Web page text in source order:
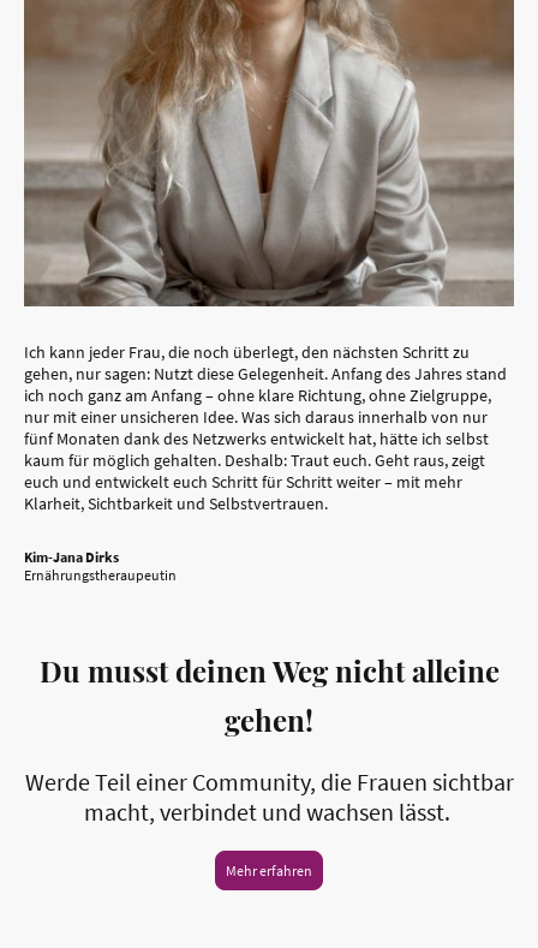
Ich kann jeder Frau, die noch überlegt, den nächsten Schritt zu
gehen, nur sagen: Nutzt diese Gelegenheit. Anfang des Jahres stand
ich noch ganz am Anfang – ohne klare Richtung, ohne Zielgruppe,
nur mit einer unsicheren Idee. Was sich daraus innerhalb von nur
fünf Monaten dank des Netzwerksentwickelt hat, hätte ich selbst
kaum für möglich gehalten. Deshalb: Traut euch. Geht raus, zeigt
euch und entwickelt euch Schritt für Schritt weiter – mit mehr
Klarheit, Sichtbarkeit und Selbstvertrauen.
Kim-Jana Dirks
Ernährungstheraupeutin
Du musst deinen Weg nicht alleine
gehen!
Werde Teil einer Community, die Frauen sichtbar
macht, verbindet und wachsen lässt.
Mehr erfahren